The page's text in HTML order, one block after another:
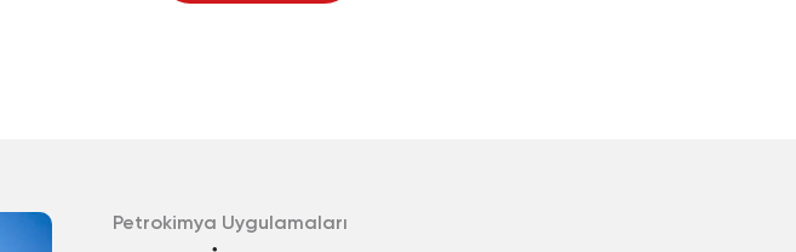
Petrokimya Uygulamaları